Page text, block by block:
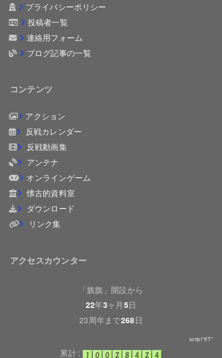
プライバシーポリシー
投稿者一覧
連絡用フォーム
ブログ記事の一覧
コンテンツ
アクション
反戦カレンダー
反戦動画集
アンテナ
オンラインゲーム
懐古的資料室
ダウンロード
リンク集
アクセスカウンター
「旗旗」開設から
22年3ヶ月5日
23周年まで268日
script*KT*
累計 :